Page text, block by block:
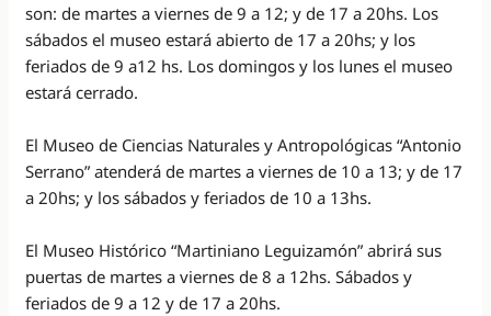
son: de martes a viernes de 9 a 12; y de 17 a 20hs. Los
sábados el museo estará abierto de 17 a 20hs; y los
feriados de 9 a12 hs. Los domingos y los lunes el museo
estará cerrado.
El Museo de Ciencias Naturales y Antropológicas “Antonio
Serrano” atenderá de martes a viernes de 10 a 13; y de 17
a 20hs; y los sábados y feriados de 10 a 13hs.
El Museo Histórico “Martiniano Leguizamón” abrirá sus
puertas de martes a viernes de 8 a 12hs. Sábados y
feriados de 9 a 12 y de 17 a 20hs.